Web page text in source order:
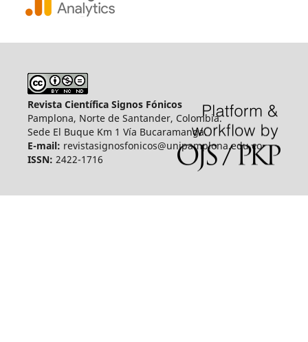
Revista Científica Signos Fónicos
Pamplona, Norte de Santander, Colombia.
Sede El Buque Km 1 Vía Bucaramanga.
E-mail: revistasignosfonicos@unipamplona.edu.co
ISSN: 2422-1716